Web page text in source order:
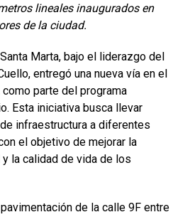
lineales inaugurados en
de la ciudad.
Marta, bajo el liderazgo del
entregó una nueva vía en el
parte del programa
Esta iniciativa busca llevar
infraestructura a diferentes
el objetivo de mejorar la
la calidad de vida de los
de la calle 9F entre